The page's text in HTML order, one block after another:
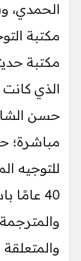
الحمدي،
مكتبة
مكتبة
الذي
حسن
مباشرة؛
للتوجيه
40